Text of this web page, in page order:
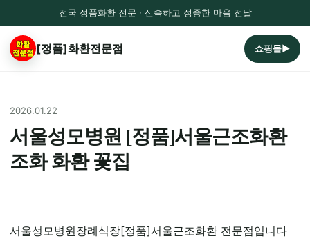
전국 정품화환 전문 · 신속하고 정중한 마음 전달
[정품]화환전문점 쇼핑몰▶
2026.01.22
서울성모병원 [정품]서울근조화환
조화 화환 꽃집
서울성모병원장례식장[정품]서울근조화환 전문점입니다